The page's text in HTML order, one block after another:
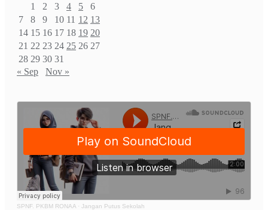
1
2 3 4 5
6
7
8 9 10 11 12 13
14 15 16 17 18 19 20
21 22 23 24 25 26 27
28 29 30 31
« Sep
Nov »
SPNF. PKBM RONAA · Jangan Putus Sekolah